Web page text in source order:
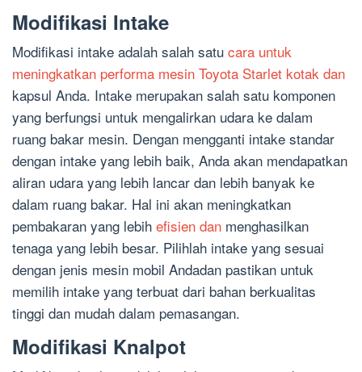
Modifikasi Intake
Modifikasi intake adalah salah satu cara untuk
meningkatkan performa mesin Toyota Starlet kotak dan
kapsul Anda. Intake merupakan salah satu komponen
yang berfungsi untuk mengalirkan udara ke dalam
ruang bakar mesin. Dengan mengganti intake standar
dengan intake yang lebih baik, Anda akan mendapatkan
aliran udara yang lebih lancar dan lebih banyak ke
dalam ruang bakar. Hal ini akan meningkatkan
pembakaran yang lebih efisien dan menghasilkan
tenaga yang lebih besar. Pilihlah intake yang sesuai
dengan jenis mesin mobil Andadan pastikan untuk
memilih intake yang terbuat dari bahan berkualitas
tinggi dan mudah dalam pemasangan.
Modifikasi Knalpot